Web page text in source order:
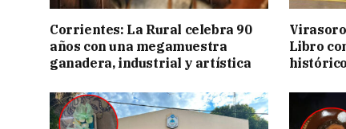
Corrientes: La Rural celebra 90
años con una megamuestra
ganadera, industrial y artística
Libro
histórico